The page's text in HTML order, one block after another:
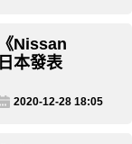
Nissan
本發表
2020-12-28 18:05